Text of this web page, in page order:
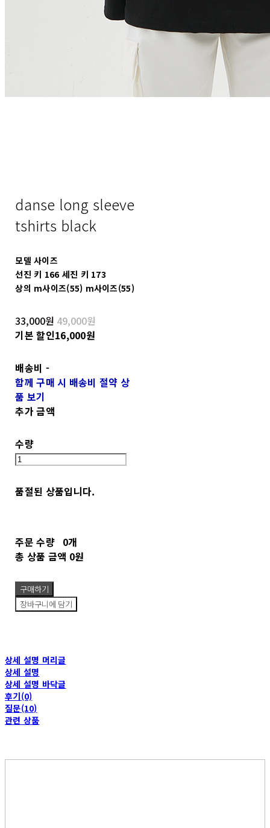
danse long sleeve
tshirts black
모델 사이즈
선진 키 166 세진 키 173
상의 m사이즈(55) m사이즈(55)
33,000원 49,000원
기본 할인16,000원
배송비 -
함께 구매 시 배송비 절약 상
품 보기
추가 금액
수량
품절된 상품입니다.
주문 수량 0개
총 상품 금액 0원
구매하기
장바구니에 담기
상세 설명 머리글
상세 설명
상세 설명 바닥글
후기(0)
질문(10)
관련 상품